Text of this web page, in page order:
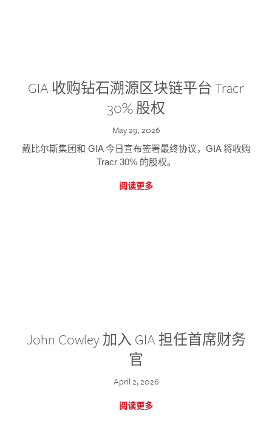
GIA 收购钻石溯源区块链平台 Tracr
30% 股权
May 29, 2026
戴比尔斯集团和 GIA 今日宣布签署最终协议，GIA 将收购
Tracr 30% 的股权。
阅读更多
John Cowley 加入 GIA 担任首席财务
官
April 2, 2026
阅读更多